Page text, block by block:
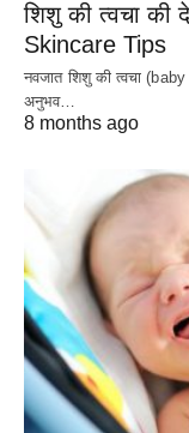
शिशु की त्वचा
Skincare Tips
नवजात शिशु की त्वचा
अनुभव…
8 months ago